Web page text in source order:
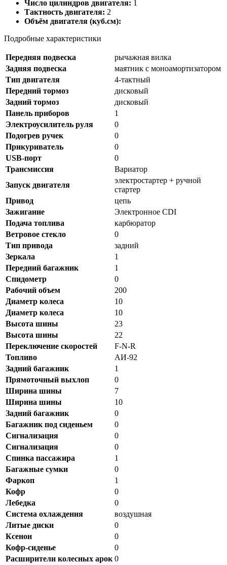
Число цилиндров двигателя: 1
Тактность двигателя: 2
Объём двигателя (куб.см):
Подробные характеристики
Передняя подвеска
рычажная вилка
Задняя подвеска
маятник с моноамортизатором
Тип двигателя
4-тактный
Передний тормоз
дисковый
Задний тормоз
дисковый
Панель приборов
1
Электроусилитель руля
0
Подогрев ручек
0
Прикуриватель
0
USB-порт
0
Трансмиссия
Вариатор
Запуск двигателя
электростартер + ручной
стартер
Привод
цепь
Зажигание
Электронное CDI
Подача топлива
карбюратор
Ветровое стекло
0
Тип привода
задний
Зеркала
1
Передний багажник
1
Спидометр
0
Рабочий объем
200
Диаметр колеса
10
Диаметр колеса
10
Высота шины
23
Высота шины
22
Переключение скоростей
F-N-R
Топливо
АИ-92
Задний багажник
1
Прямоточный выхлоп
0
Ширина шины
7
Ширина шины
10
Задний багажник
0
Багажник под сиденьем
0
Сигнализация
0
Сигнализация
0
Спинка пассажира
1
Багажные сумки
0
Фаркоп
1
Кофр
0
Лебедка
0
Система охлаждения
воздушная
Литые диски
0
Ксенон
0
Кофр-сиденье
0
Расширители колесных арок 0